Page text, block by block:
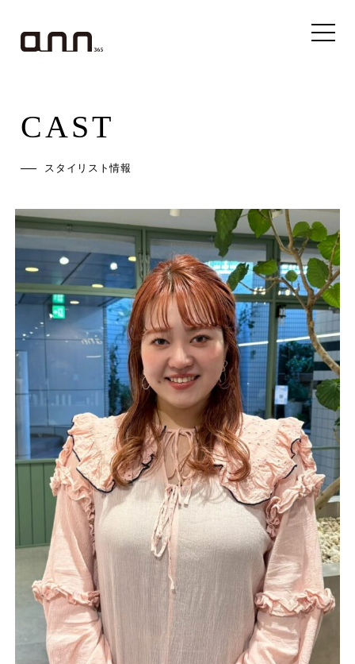
CAST
スタイリスト情報